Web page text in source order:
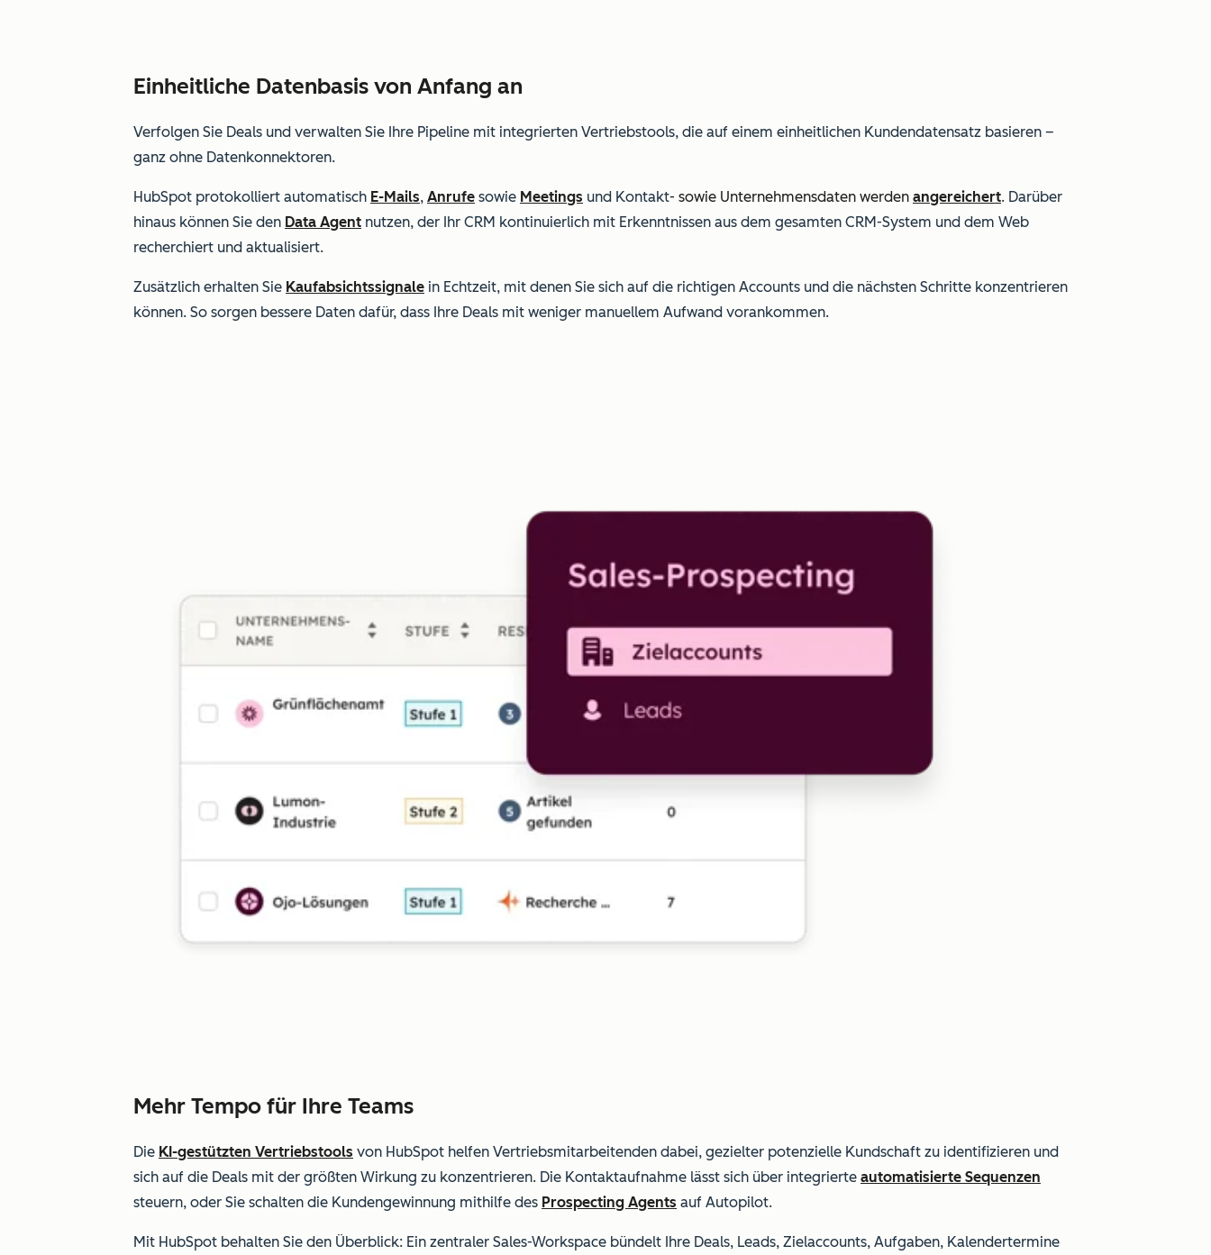
Einheitliche Datenbasis von Anfang an
Verfolgen Sie Deals und verwalten Sie Ihre Pipeline mit integrierten Vertriebstools, die auf einem einheitlichen Kundendatensatz basieren –
ganz ohne Datenkonnektoren.
HubSpot protokolliert automatisch E-Mails, Anrufe sowie Meetings und Kontakt- sowie Unternehmensdaten werden angereichert. Darüber
hinaus können Sie den Data Agent nutzen, der Ihr CRM kontinuierlich mit Erkenntnissen aus dem gesamten CRM-System und dem Web
recherchiert und aktualisiert.
Zusätzlich erhalten Sie Kaufabsichtssignale in Echtzeit, mit denen Sie sich auf die richtigen Accounts und die nächsten Schritte konzentrieren
können. So sorgen bessere Daten dafür, dass Ihre Deals mit weniger manuellem Aufwand vorankommen.
Mehr Tempo für Ihre Teams
Die KI-gestützten Vertriebstools von HubSpot helfen Vertriebsmitarbeitenden dabei, gezielter potenzielle Kundschaft zu identifizieren und
sich auf die Deals mit der größten Wirkung zu konzentrieren. Die Kontaktaufnahme lässt sich über integrierte automatisierte Sequenzen
steuern, oder Sie schalten die Kundengewinnung mithilfe des Prospecting Agents auf Autopilot.
Mit HubSpot behalten Sie den Überblick: Ein zentraler Sales-Workspace bündelt Ihre Deals, Leads, Zielaccounts, Aufgaben, Kalendertermine